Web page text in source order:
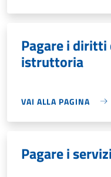
Pagare i diritti
istruttoria
VAI ALLA PAGINA
Pagare i